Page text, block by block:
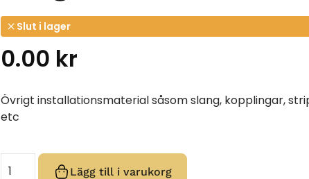
Slut i lager
0.00 kr
Övrigt installationsmaterial såsom slang, kopplingar,
etc
Lägg till i varukorg